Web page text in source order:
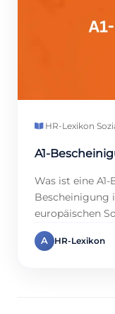
HR-Lexikon·
A1-
Was ist eine
Bescheinigung
europäischen
bestätigt, dass
Selbstständige
A HR-Lexikon